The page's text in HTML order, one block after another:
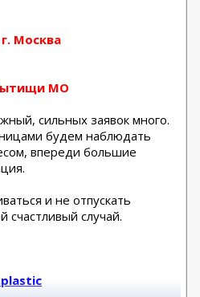
Москва
МО
сильных заявок много.
будем наблюдать
впереди большие
и не отпускать
счастливый случай.